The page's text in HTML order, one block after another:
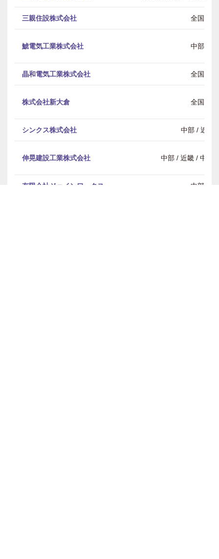
三親住設株式会社 全国
鯱電気工業株式会社 中部
晶和電気工業株式会社 全国
株式会社新大倉 全国
シンクス株式会社 中部 / 近畿
伸晃建設工業株式会社 中部 / 近畿 / 中国
有限会社ジョインワークス 中部